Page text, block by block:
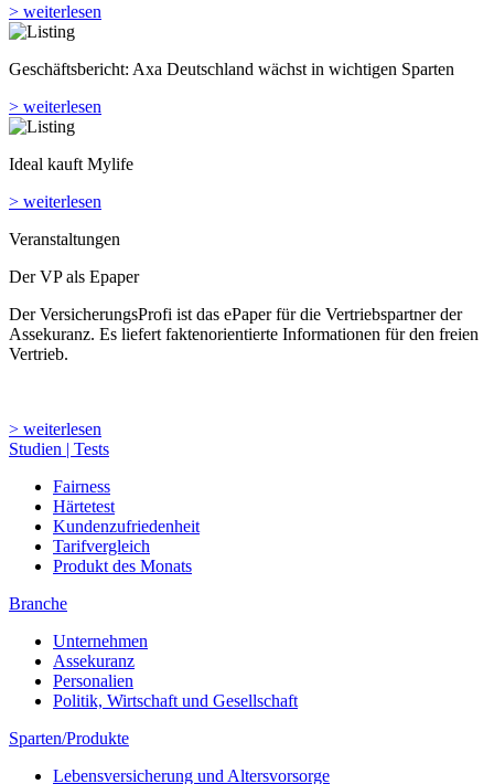
Veranstaltungen
Der VP als Epaper
Der VersicherungsProfi ist das ePaper für die Vertriebspartner der
Assekuranz. Es liefert faktenorientierte Informationen für den freien
Vertrieb.
Studien | Tests
Fairness
Kundenzufriedenheit
Tarifvergleich
Produkt des Monats
Unternehmen
Assekuranz
Politik, Wirtschaft und Gesellschaft
Sparten/Produkte
Lebensversicherung und Altersvorsorge
Komposit- und Rechtsschutzversicherung
Vermittlerwelt
Vermittler im Porträt
Positionen